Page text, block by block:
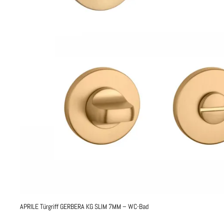
APRILE Türgriff GERBERA KG SLIM 7MM – WC-Bad